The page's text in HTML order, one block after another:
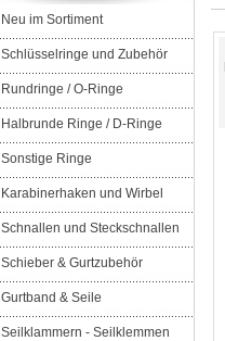
Neu im Sortiment
Schlüsselringe und Zubehör
Rundringe / O-Ringe
Halbrunde Ringe / D-Ringe
Sonstige Ringe
Karabinerhaken und Wirbel
Schnallen und Steckschnallen
Schieber & Gurtzubehör
Gurtband & Seile
Seilklammern - Seilklemmen